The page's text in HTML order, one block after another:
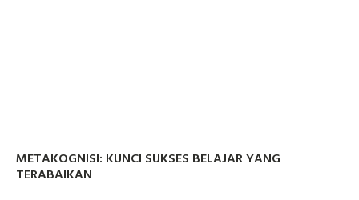
METAKOGNISI: KUNCI SUKSES BELAJAR YANG
TERABAIKAN